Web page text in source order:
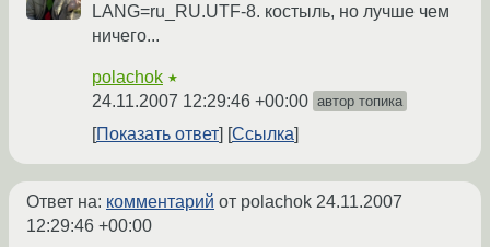
LANG=ru_RU.UTF-8. костыль, но лучше чем
ничего...
polachok ★
24.11.2007 12:29:46 +00:00 автор топика
Показать ответ Ссылка
Ответ на: комментарий от polachok 24.11.2007
12:29:46 +00:00